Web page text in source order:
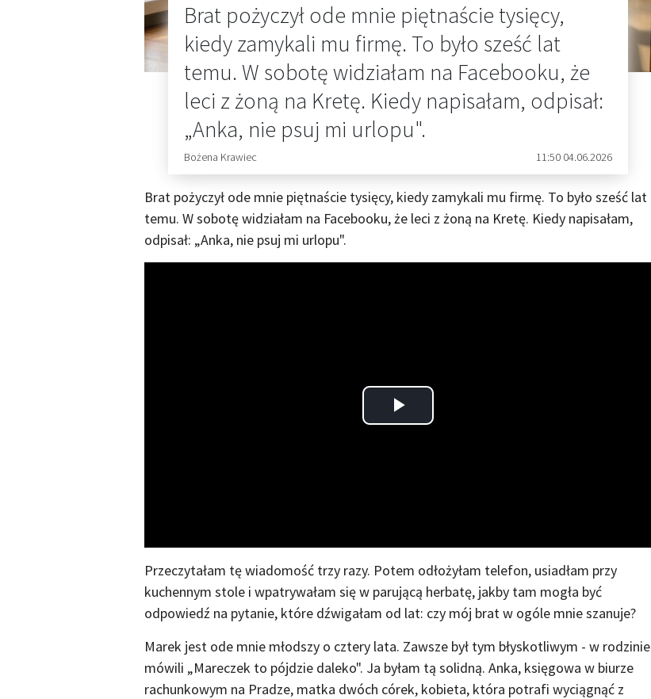
Brat pożyczył ode mnie piętnaście tysięcy,
kiedy zamykali mu firmę. To było sześć lat
temu. W sobotę widziałam na Facebooku, że
leci z żoną na Kretę. Kiedy napisałam, odpisał:
„Anka, nie psuj mi urlopu".
Bożena Krawiec 11:50 04.06.2026
Brat pożyczył ode mnie piętnaście tysięcy, kiedy zamykali mu firmę. To było sześć lat
temu. W sobotę widziałam na Facebooku, że leci z żoną na Kretę. Kiedy napisałam,
odpisał: „Anka, nie psuj mi urlopu".
Play
Przeczytałam tę wiadomość trzy razy. Potem odłożyłam telefon, usiadłam przy
kuchennym stole i wpatrywałam się w parującą herbatę, jakby tam mogła być
odpowiedź na pytanie, które dźwigałam od lat: czy mój brat w ogóle mnie szanuje?
Marek jest ode mnie młodszy o cztery lata. Zawsze był tym błyskotliwym - w rodzinie
mówili „Mareczek to pójdzie daleko". Ja byłam tą solidną. Anka, księgowa w biurze
rachunkowym na Pradze, matka dwóch córek, kobieta, która potrafi wyciągnąć z